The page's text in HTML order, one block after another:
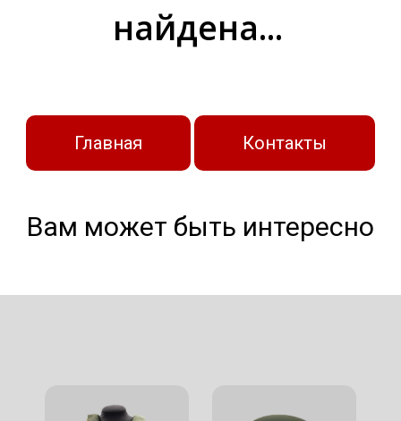
найдена...
Главная Контакты
Вам может быть интересно